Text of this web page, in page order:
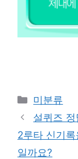
Categories
미분류
설퀴즈
2루타 신기
일까요?